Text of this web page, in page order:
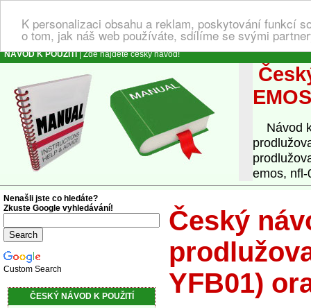
K personalizaci obsahu a reklam, poskytování funkcí
o tom, jak náš web používáte, sdílíme se svými
NÁVOD K POUŽITÍ| Zde najdete český návod!
Návod k
emos,
Český
YFB01)
Nenašli jste co hledáte?
Zkuste Google vyhledávání!
Custom Search
ČESKÝ NÁVOD K POUŽITÍ